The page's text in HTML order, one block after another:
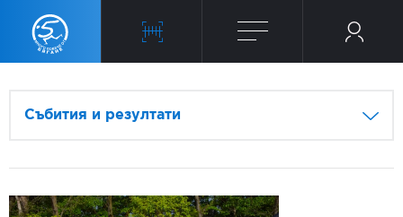
Събития и резултати